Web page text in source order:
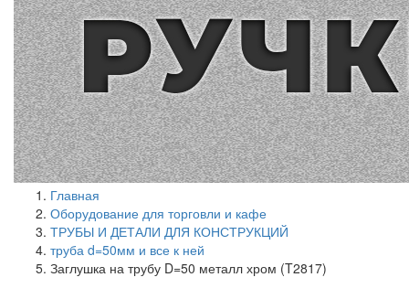
Главная
Оборудование для торговли и кафе
ТРУБЫ И ДЕТАЛИ ДЛЯ КОНСТРУКЦИЙ
труба d=50мм и все к ней
Заглушка на трубу D=50 металл хром (T2817)